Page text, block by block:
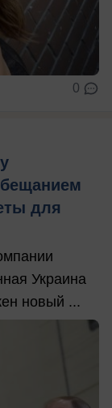
0
для
Украина
новый ...